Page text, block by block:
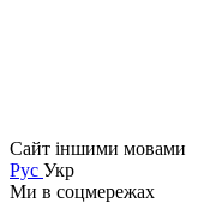
Сайт іншими мовами
Рус Укр
Ми в соцмережах